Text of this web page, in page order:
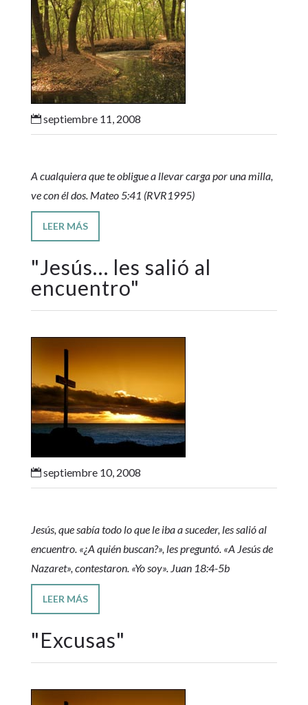
septiembre 11, 2008
A cualquiera que te obligue a llevar carga por una milla,
ve con él dos. Mateo 5:41 (RVR1995)
LEER MÁS
"Jesús… les salió al
encuentro"
septiembre 10, 2008
Jesús, que sabía todo lo que le iba a suceder, les salió al
encuentro. «¿A quién buscan?», les preguntó. «A Jesús de
Nazaret», contestaron. «Yo soy». Juan 18:4-5b
LEER MÁS
"Excusas"